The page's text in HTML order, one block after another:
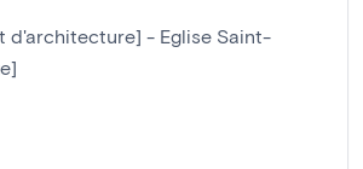
d'architecture] - Eglise Saint-